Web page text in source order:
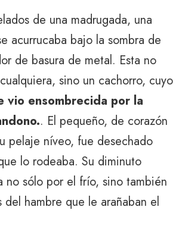
de una madrugada, una
acurrucaba bajo la sombra de
de basura de metal. Esta no
sino un cachorro, cuyo
vio ensombrecida por la
. El pequeño, de corazón
pelaje níveo, fue desechado
lo rodeaba. Su diminuto
no sólo por el frío, sino también
del hambre que le arañaban el